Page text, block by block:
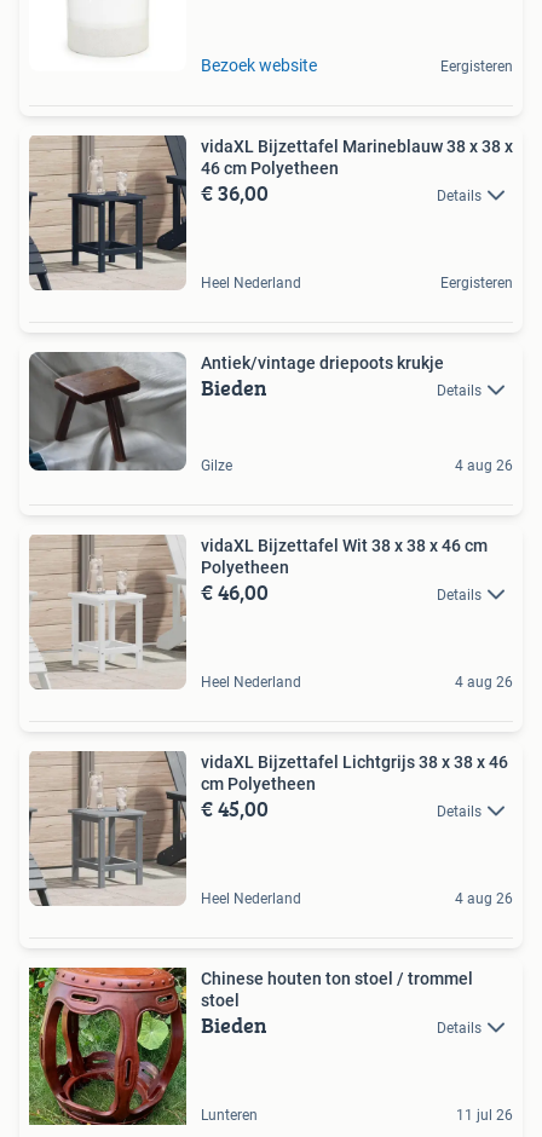
Bezoek website Eergisteren
vidaXL Bijzettafel Marineblauw 38 x 38 x
46 cm Polyetheen
€ 36,00 Details
Heel Nederland Eergisteren
Antiek/vintage driepoots krukje
Bieden Details
Gilze 4 aug 26
vidaXL Bijzettafel Wit 38 x 38 x 46 cm
Polyetheen
€ 46,00 Details
Heel Nederland 4 aug 26
vidaXL Bijzettafel Lichtgrijs 38 x 38 x 46
cm Polyetheen
€ 45,00 Details
Heel Nederland 4 aug 26
Chinese houten ton stoel / trommel
stoel
Bieden Details
Lunteren 11 jul 26